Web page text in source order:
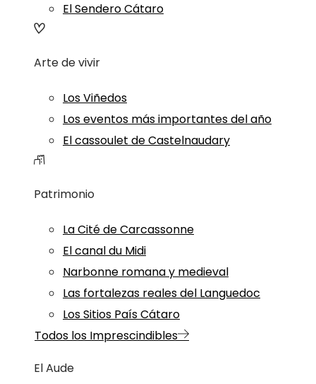
El Sendero Cátaro
Arte de vivir
Los Viñedos
Los eventos más importantes del año
El cassoulet de Castelnaudary
Patrimonio
La Cité de Carcassonne
El canal du Midi
Narbonne romana y medieval
Las fortalezas reales del Languedoc
Los Sitios País Cátaro
Todos los Imprescindibles
El Aude